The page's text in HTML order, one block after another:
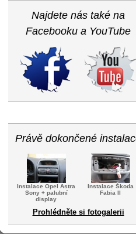
Najdete nás také na
Facebooku a YouTube
Právě dokončené
Instalace Opel Astra
Sony + palubní
display
Instalace Škoda
Fabia II
Prohlédněte si fotogalerii